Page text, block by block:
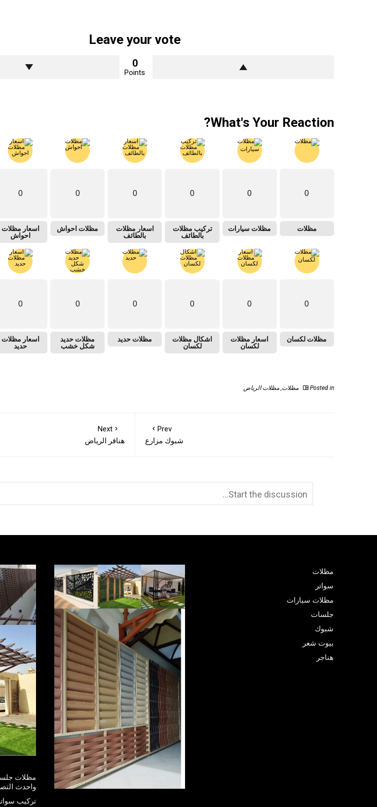
Leave your vote
0
Points
What's Your Reaction?
0
مظلات
0
مظلات سيارات
0
تركيب مظلات
بالطائف
0
اسعار مظلات
بالطائف
0
مظلات احواش
0
اسعار مظلات
احواش
0
مظلات لكسان
0
اسعار مظلات
لكسان
0
اشكال مظلات
لكسان
0
مظلات حديد
0
مظلات حديد
شكل خشب
0
اسعار مظلات
حديد
Posted in مظلات, مظلات الرياض
Prev
شبوك مزارع
Next
هناقر الرياض
تعليقاً
مظلات
سواتر
مظلات سيارات
جلسات
شبوك
بيوت شعر
هناجر
مظلات
واحدث
تركيب